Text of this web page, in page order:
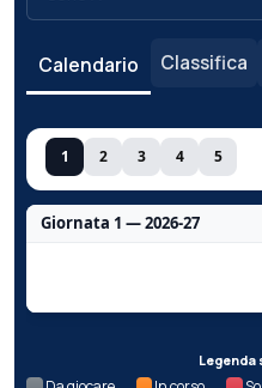
Calendario Classifica
1 2 3 4 5
Giornata 1 — 2026-27